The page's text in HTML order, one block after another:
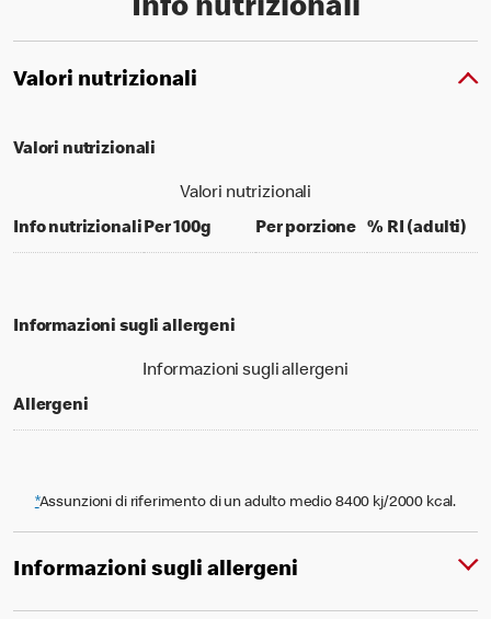
Info nutrizionali
Valori nutrizionali
Valori nutrizionali
Valori nutrizionali
Info nutrizionaliPer 100gper 100 grams
Per porzioneper portion
% RI (adulti)
Informazioni sugli allergeni
Informazioni sugli allergeni
Allergeni
*Assunzioni di riferimento di un adulto medio 8400 kj/2000 kcal.
Informazioni sugli allergeni